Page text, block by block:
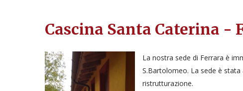
Cascina Santa Caterina -
La nostra sede di Ferrara è
S.Bartolomeo. La sede è
ristrutturazione.